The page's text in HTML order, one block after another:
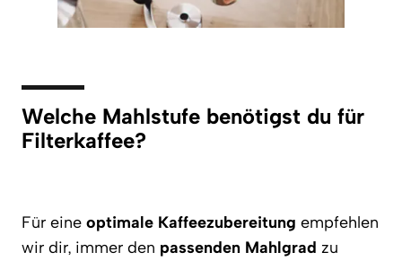
Welche Mahlstufe benötigst du für
Filterkaffee?
Für eine optimale Kaffeezubereitung empfehlen
wir dir, immer den passenden Mahlgrad zu